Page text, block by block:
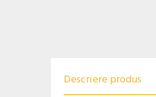
Descriere produs